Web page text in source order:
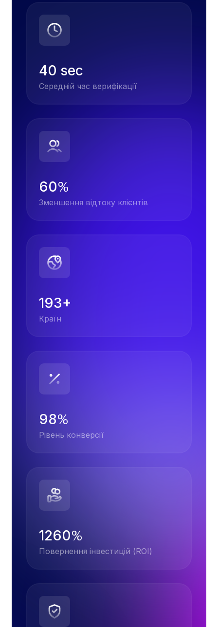
40 sec
Середній час верифікації
60%
Зменшення відтоку клієнтів
193+
Країн
98%
Рівень конверсії
1260%
Повернення інвестицій (ROI)